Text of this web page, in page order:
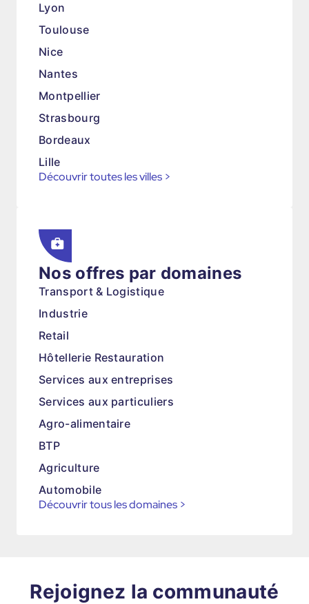
Lyon
Toulouse
Nice
Nantes
Montpellier
Strasbourg
Bordeaux
Lille
Découvrir toutes les villes >
Nos offres par domaines
Transport & Logistique
Industrie
Retail
Hôtellerie Restauration
Services aux entreprises
Services aux particuliers
Agro-alimentaire
BTP
Agriculture
Automobile
Découvrir tous les domaines >
Rejoignez la communauté